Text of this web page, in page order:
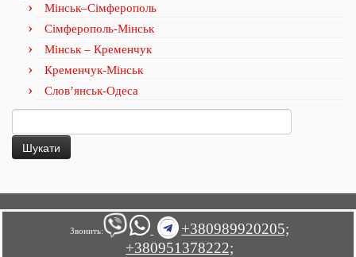
Мінськ–Сімферополь
Сімферополь-Мінськ
Мінськ – Кременчук
Кременчук-Мінськ
Слов’янськ-Одеса
Звонить:
+380989920205;
+380951378222;